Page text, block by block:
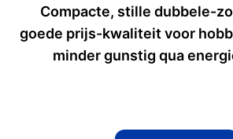
Compacte, stille dubbele-
goede prijs-kwaliteit voor
minder gunstig qua